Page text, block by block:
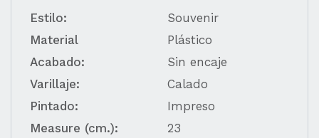
Estilo:
Souvenir
Material
Plástico
Acabado:
Sin encaje
Varillaje:
Calado
Pintado:
Impreso
Measure (cm.):
23